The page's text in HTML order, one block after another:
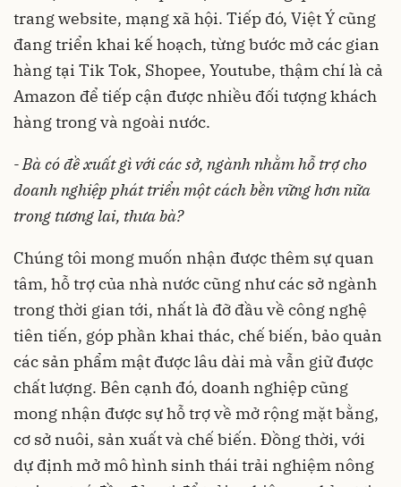
trang website, mạng xã hội. Tiếp đó, Việt Ý cũng
đang triển khai kế hoạch, từng bước mở các gian
hàng tại Tik Tok, Shopee, Youtube, thậm chí là cả
Amazon để tiếp cận được nhiều đối tượng khách
hàng trong và ngoài nước.
- Bà có đề xuất gì với các sở, ngành nhằm hỗ trợ cho
doanh nghiệp phát triển một cách bền vững hơn nữa
trong tương lai, thưa bà?
Chúng tôi mong muốn nhận được thêm sự quan
tâm, hỗ trợ của nhà nước cũng như các sở ngành
trong thời gian tới, nhất là đỡ đầu về công nghệ
tiên tiến, góp phần khai thác, chế biến, bảo quản
các sản phẩm mật được lâu dài mà vẫn giữ được
chất lượng. Bên cạnh đó, doanh nghiệp cũng
mong nhận được sự hỗ trợ về mở rộng mặt bằng,
cơ sở nuôi, sản xuất và chế biến. Đồng thời, với
dự định mở mô hình sinh thái trải nghiệm nông